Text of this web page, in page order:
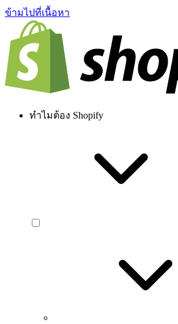
ข้ามไปที่เนื้อหา
ทำไมต้อง Shopify